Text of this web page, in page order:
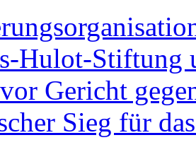
Hulot-Stiftung
Gericht
Sieg für